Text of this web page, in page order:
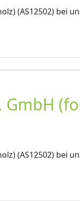
(AS12502) bei
GmbH
(AS12502) bei